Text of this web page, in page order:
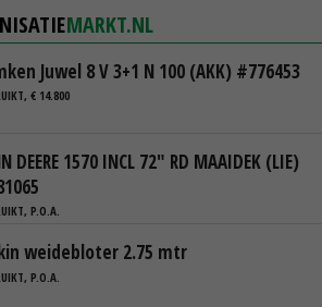
MARKT.NL
Juwel 8 V 3+1 N 100 (AKK) #776453
€ 14.800
DEERE 1570 INCL 72" RD MAAIDEK (LIE)
P.O.A.
weidebloter 2.75 mtr
P.O.A.